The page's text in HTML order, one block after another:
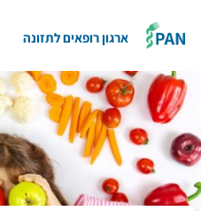
ארגון רופאים לתזונה